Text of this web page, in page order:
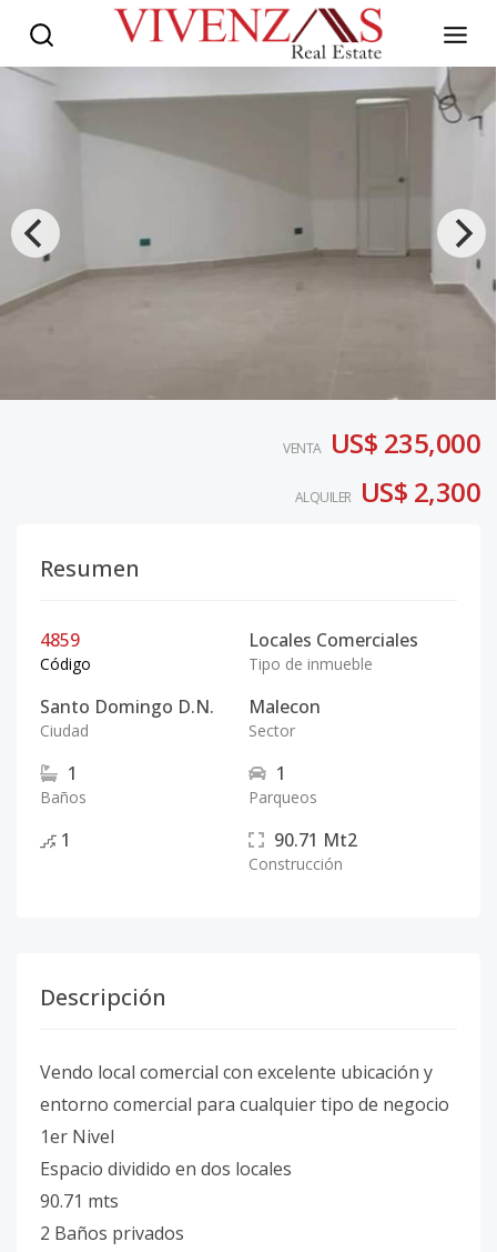
VENTA US$ 235,000
ALQUILER US$ 2,300
Resumen
4859
Código
Locales Comerciales
Tipo de inmueble
Santo Domingo D.N.
Ciudad
Malecon
Sector
1
Baños
1
Parqueos
1 90.71 Mt2
Construcción
Descripción
Vendo local comercial con excelente ubicación y
entorno comercial para cualquier tipo de negocio
1er Nivel
Espacio dividido en dos locales
90.71 mts
2 Baños privados